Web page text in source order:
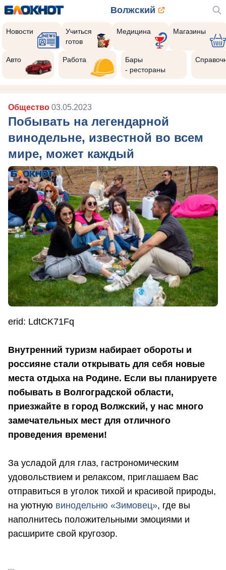
Волжский
Новости
Учиться
готов
Медицина Магазины
Авто Работа
Бары
- рестораны
Общество 03.05.2023
Побывать на легендарной
винодельне, известной во всем
мире, может каждый
erid: LdtCK71Fq
Внутренний туризм набирает обороты и
россияне стали открывать для себя новые
места отдыха на Родине. Если вы планируете
побывать в Волгоградской области,
приезжайте в город Волжский, у нас много
замечательных мест для отличного
проведения времени!
За усладой для глаз, гастрономическим
удовольствием и релаксом, приглашаем Вас
отправиться в уголок тихой и красивой природы,
на уютную винодельню «Зимовец», где вы
наполнитесь положительными эмоциями и
расширите свой кругозор.